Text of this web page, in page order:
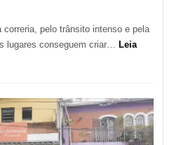
pelo trânsito intenso e pela
lugares conseguem criar… Leia